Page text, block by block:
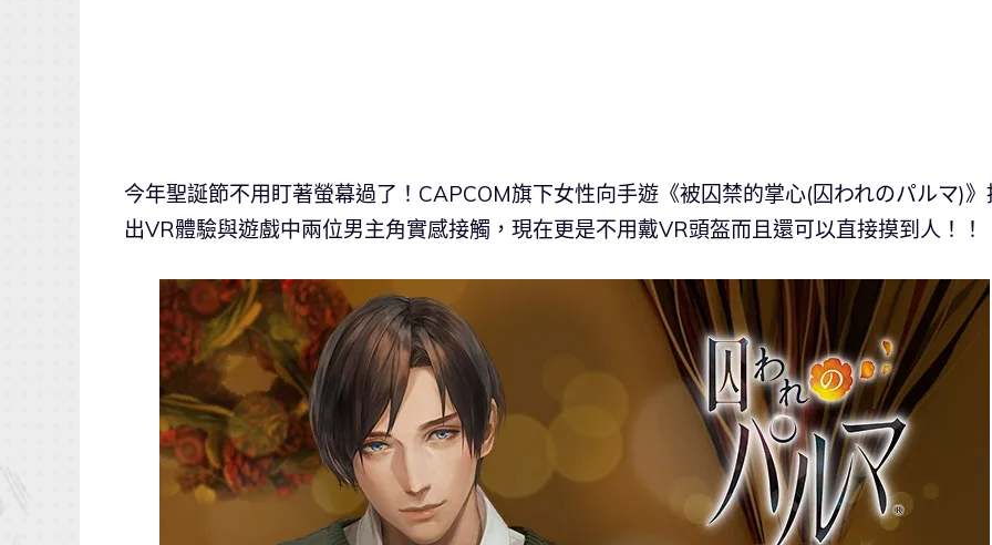
今年聖誕節不用盯著螢幕過了！CAPCOM旗下女性向手遊《被囚禁的掌心(囚われのパルマ)》
出VR體驗與遊戲中兩位男主角實感接觸，現在更是不用戴VR頭盔而且還可以直接摸到人！！